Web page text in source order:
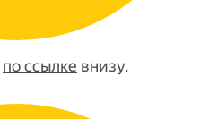
по ссылке внизу.